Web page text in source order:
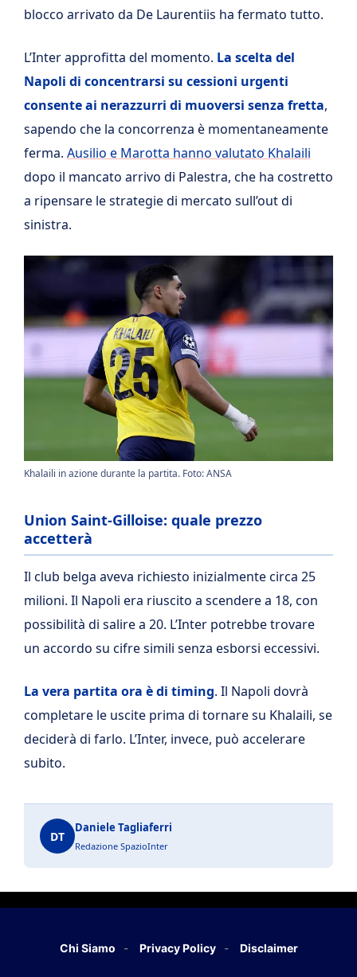
blocco arrivato da De Laurentiis ha fermato tutto.
L’Inter approfitta del momento. La scelta del
Napoli di concentrarsi su cessioni urgenti
consente ai nerazzurri di muoversi senza fretta,
sapendo che la concorrenza è momentaneamente
ferma. Ausilio e Marotta hanno valutato Khalaili
dopo il mancato arrivo di Palestra, che ha costretto
a ripensare le strategie di mercato sull’out di
sinistra.
Khalaili in azione durante la partita. Foto: ANSA
Union Saint-Gilloise: quale prezzo
accetterà
Il club belga aveva richiesto inizialmente circa 25
milioni. Il Napoli era riuscito a scendere a 18, con
possibilità di salire a 20. L’Inter potrebbe trovare
un accordo su cifre simili senza esborsi eccessivi.
La vera partita ora è di timing. Il Napoli dovrà
completare le uscite prima di tornare su Khalaili, se
deciderà di farlo. L’Inter, invece, può accelerare
subito.
DT
Daniele Tagliaferri
Redazione SpazioInter
Chi Siamo Privacy Policy Disclaimer